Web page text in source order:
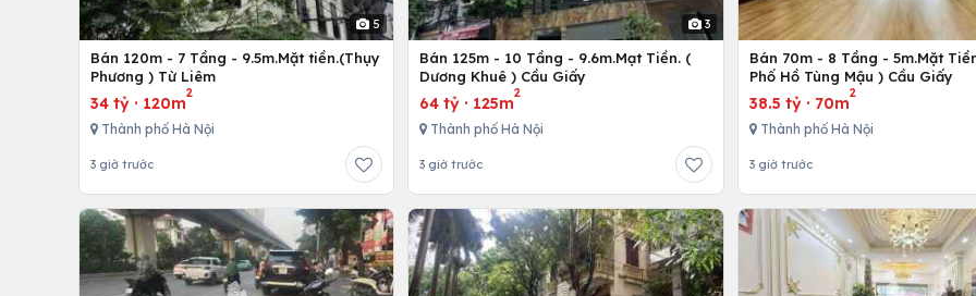
5
Bán 120m - 7 Tầng - 9.5m.Mặt tiền.(Thụy
Phương ) Từ Liêm
34 tỷ · 120m
2
Thành phố Hà Nội
3 giờ trước
3
Bán 125m - 10 Tầng - 9.6m.Mạt Tiền. (
Dương Khuê ) Cầu Giấy
64 tỷ · 125m
2
Thành phố Hà Nội
3 giờ trước
Bán 70m - 8 Tầng - 5m.Mặt
Phố Hồ Tùng Mậu ) Cầu Giấy
38.5 tỷ· 70m
2
Thành phố Hà Nội
3 giờ trước